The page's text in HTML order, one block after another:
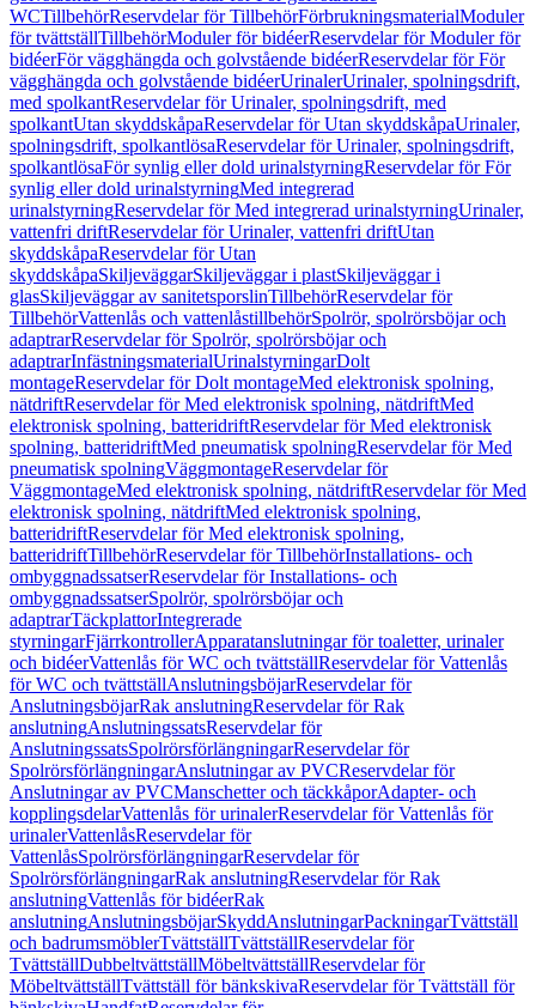
WCTillbehörReservdelar för TillbehörFörbrukningsmaterialModuler
för tvättställTillbehörModuler för bidéerReservdelar för Moduler för
bidéerFör vägghängda och golvstående bidéerReservdelar för För
vägghängda och golvstående bidéerUrinalerUrinaler, spolningsdrift,
med spolkantReservdelar för Urinaler, spolningsdrift, med
spolkantUtan skyddskåpaReservdelar för Utan skyddskåpaUrinaler,
spolningsdrift, spolkantlösaReservdelar för Urinaler, spolningsdrift,
spolkantlösaFör synlig eller dold urinalstyrningReservdelar för För
synlig eller dold urinalstyrningMed integrerad
urinalstyrningReservdelar för Med integrerad urinalstyrningUrinaler,
vattenfri driftReservdelar för Urinaler, vattenfri driftUtan
skyddskåpaReservdelar för Utan
skyddskåpaSkiljeväggarSkiljeväggar i plastSkiljeväggar i
glasSkiljeväggar av sanitetsporslinTillbehörReservdelar för
TillbehörVattenlås och vattenlåstillbehörSpolrör, spolrörsböjar och
adaptrarReservdelar för Spolrör, spolrörsböjar och
adaptrarInfästningsmaterialUrinalstyrningarDolt
montageReservdelar för Dolt montageMed elektronisk spolning,
nätdriftReservdelar för Med elektronisk spolning, nätdriftMed
elektronisk spolning, batteridriftReservdelar för Med elektronisk
spolning, batteridriftMed pneumatisk spolningReservdelar för Med
pneumatisk spolningVäggmontageReservdelar för
VäggmontageMed elektronisk spolning, nätdriftReservdelar för Med
elektronisk spolning, nätdriftMed elektronisk spolning,
batteridriftReservdelar för Med elektronisk spolning,
batteridriftTillbehörReservdelar för TillbehörInstallations- och
ombyggnadssatserReservdelar för Installations- och
ombyggnadssatserSpolrör, spolrörsböjar och
adaptrarTäckplattorIntegrerade
styrningarFjärrkontrollerApparatanslutningar för toaletter, urinaler
och bidéerVattenlås för WC och tvättställReservdelar för Vattenlås
för WC och tvättställAnslutningsböjarReservdelar för
AnslutningsböjarRak anslutningReservdelar för Rak
anslutningAnslutningssatsReservdelar för
AnslutningssatsSpolrörsförlängningarReservdelar för
SpolrörsförlängningarAnslutningar av PVCReservdelar för
Anslutningar av PVCManschetter och täckkåporAdapter- och
kopplingsdelarVattenlås för urinalerReservdelar för Vattenlås för
urinalerVattenlåsReservdelar för
VattenlåsSpolrörsförlängningarReservdelar för
SpolrörsförlängningarRak anslutningReservdelar för Rak
anslutningVattenlås för bidéerRak
anslutningAnslutningsböjarSkyddAnslutningarPackningarTvättställ
och badrumsmöblerTvättställTvättställReservdelar för
TvättställDubbeltvättställMöbeltvättställReservdelar för
MöbeltvättställTvättställ för bänkskivaReservdelar för Tvättställ för